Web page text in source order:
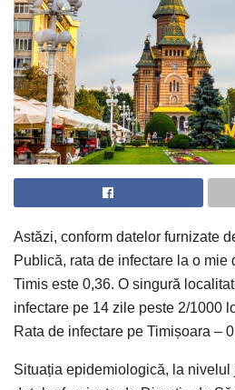
Astăzi, conform datelor furnizate
Publică, rata de infectare la o mie
Timis este 0,36. O singură
infectare pe 14 zile peste 2/1000
Rata de infectare pe Timișoara –
Situația epidemiologică, la nivelul